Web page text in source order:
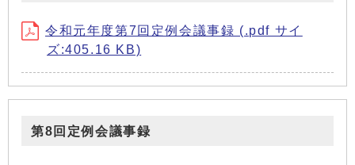
令和元年度第7回定例会議事録 (.pdf サイ
ズ:405.16 KB)
第8回定例会議事録